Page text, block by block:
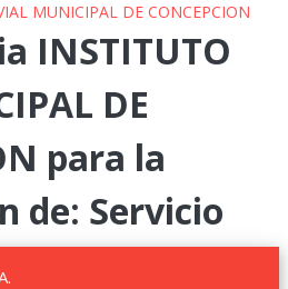
MUNICIPAL DE CONCEPCION
INSTITUTO
DE
para la
de: Servicio